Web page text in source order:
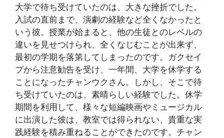
大学で待ち受けていたのは、大きな挫折でした。
入試の直前まで、演劇の経験など全くなかったと
いう彼。授業が始まると、他の生徒とのレベルの
違いを見せつけられ、全くなじむことが出来ず、
最初の学期を落第してしまったのです。ガクセイ
ブから注意勧告を受け、一年間、大学を休学する
ことになったチャンウクさん。しかし、そこで待
ち受けていたのは、素晴らしい経験でした。休学
期間を利用して、様々な短編映画やミュージカル
に出演した彼は、教室では得られない、貴重な実
践経験を積み重ねることができたのです。チャン